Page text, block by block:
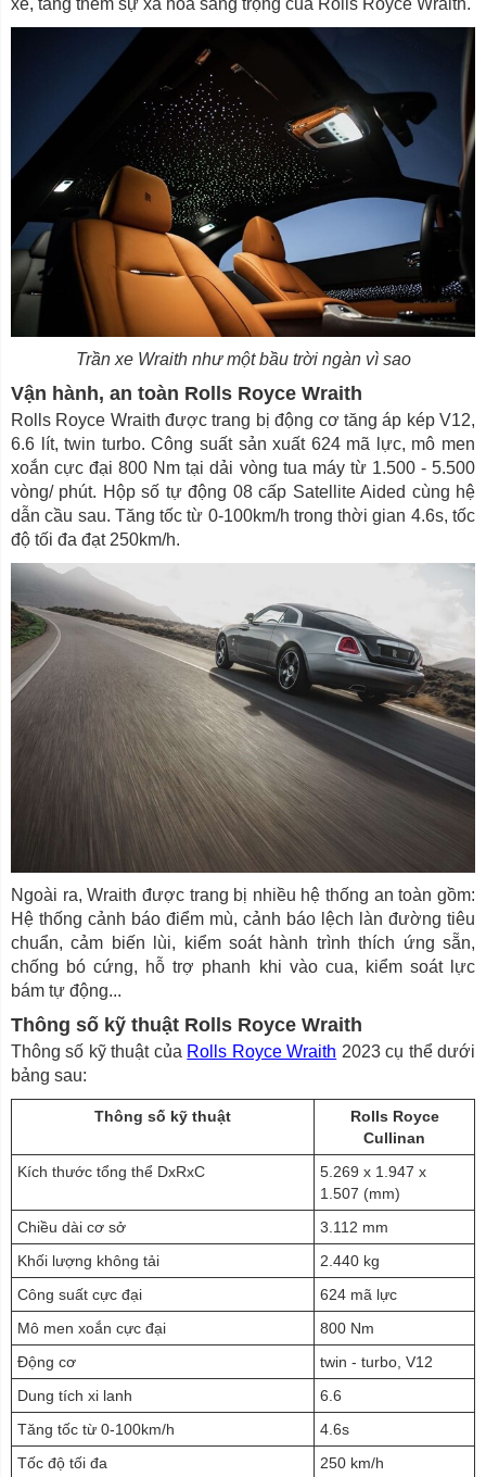
Trần xe Wraith như một bầu trời ngàn vì sao
Vận hành, an toàn Rolls Royce Wraith
Rolls Royce Wraith được trang bị động cơ tăng áp kép V12,
6.6 lít, twin turbo. Công suất sản xuất 624 mã lực, mô men
xoắn cực đại 800 Nm tại dải vòng tua máy từ 1.500 - 5.500
vòng/ phút. Hộp số tự động 08 cấp Satellite Aided cùng hệ
dẫn cầu sau. Tăng tốc từ 0-100km/h trong thời gian 4.6s, tốc
độ tối đa đạt 250km/h.
Ngoài ra, Wraith được trang bị nhiều hệ thống an toàn gồm:
Hệ thống cảnh báo điểm mù, cảnh báo lệch làn đường tiêu
chuẩn, cảm biến lùi, kiểm soát hành trình thích ứng sẵn,
chống bó cứng, hỗ trợ phanh khi vào cua, kiểm soát lực
bám tự động...
Thông số kỹ thuật Rolls Royce Wraith
Thông số kỹ thuật của Rolls Royce Wraith 2023 cụ thể dưới
bảng sau:
Thông số kỹ thuật
Rolls Royce
Cullinan
Kích thước tổng thể DxRxC
5.269 x 1.947 x
1.507 (mm)
Chiều dài cơ sở
3.112 mm
Khối lượng không tải
2.440 kg
Công suất cực đại
624 mã lực
Mô men xoắn cực đại
800 Nm
Động cơ
twin - turbo, V12
Dung tích xi lanh
6.6
Tăng tốc từ 0-100km/h
4.6s
Tốc độ tối đa
250 km/h